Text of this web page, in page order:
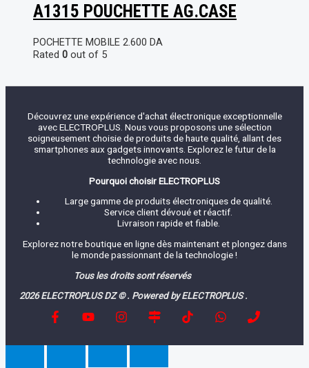
A1315 POUCHETTE AG.CASE
POCHETTE MOBILE 2.600 DA
Rated 0 out of 5
Découvrez une expérience d'achat électronique exceptionnelle
avec ELECTROPLUS. Nous vous proposons une sélection
soigneusement choisie de produits de haute qualité, allant des
smartphones aux gadgets innovants. Explorez le futur de la
technologie avec nous.
Pourquoi choisir ELECTROPLUS
Large gamme de produits électroniques de qualité.
Service client dévoué et réactif.
Livraison rapide et fiable.
Explorez notre boutique en ligne dès maintenant et plongez dans
le monde passionnant de la technologie !
Tous les droits sont réservés
2026 ELECTROPLUS DZ © . Powered by ELECTROPLUS .